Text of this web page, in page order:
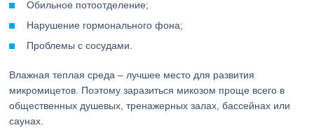
Обильное потоотделение;
Нарушение гормонального фона;
Проблемы с сосудами.
Влажная теплая среда – лучшее место для развития
микромицетов. Поэтому заразиться микозом проще всего в
общественных душевых, тренажерных залах, бассейнах или
саунах.